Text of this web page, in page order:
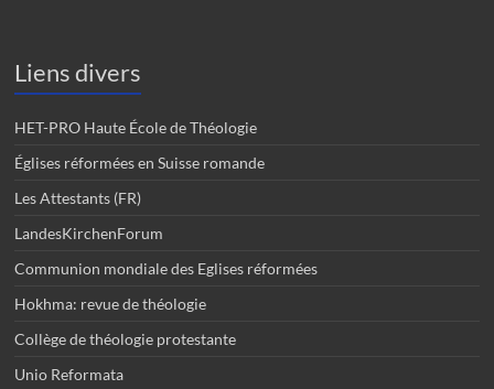
Liens divers
HET-PRO Haute École de Théologie
Églises réformées en Suisse romande
Les Attestants (FR)
LandesKirchenForum
Communion mondiale des Eglises réformées
Hokhma: revue de théologie
Collège de théologie protestante
Unio Reformata